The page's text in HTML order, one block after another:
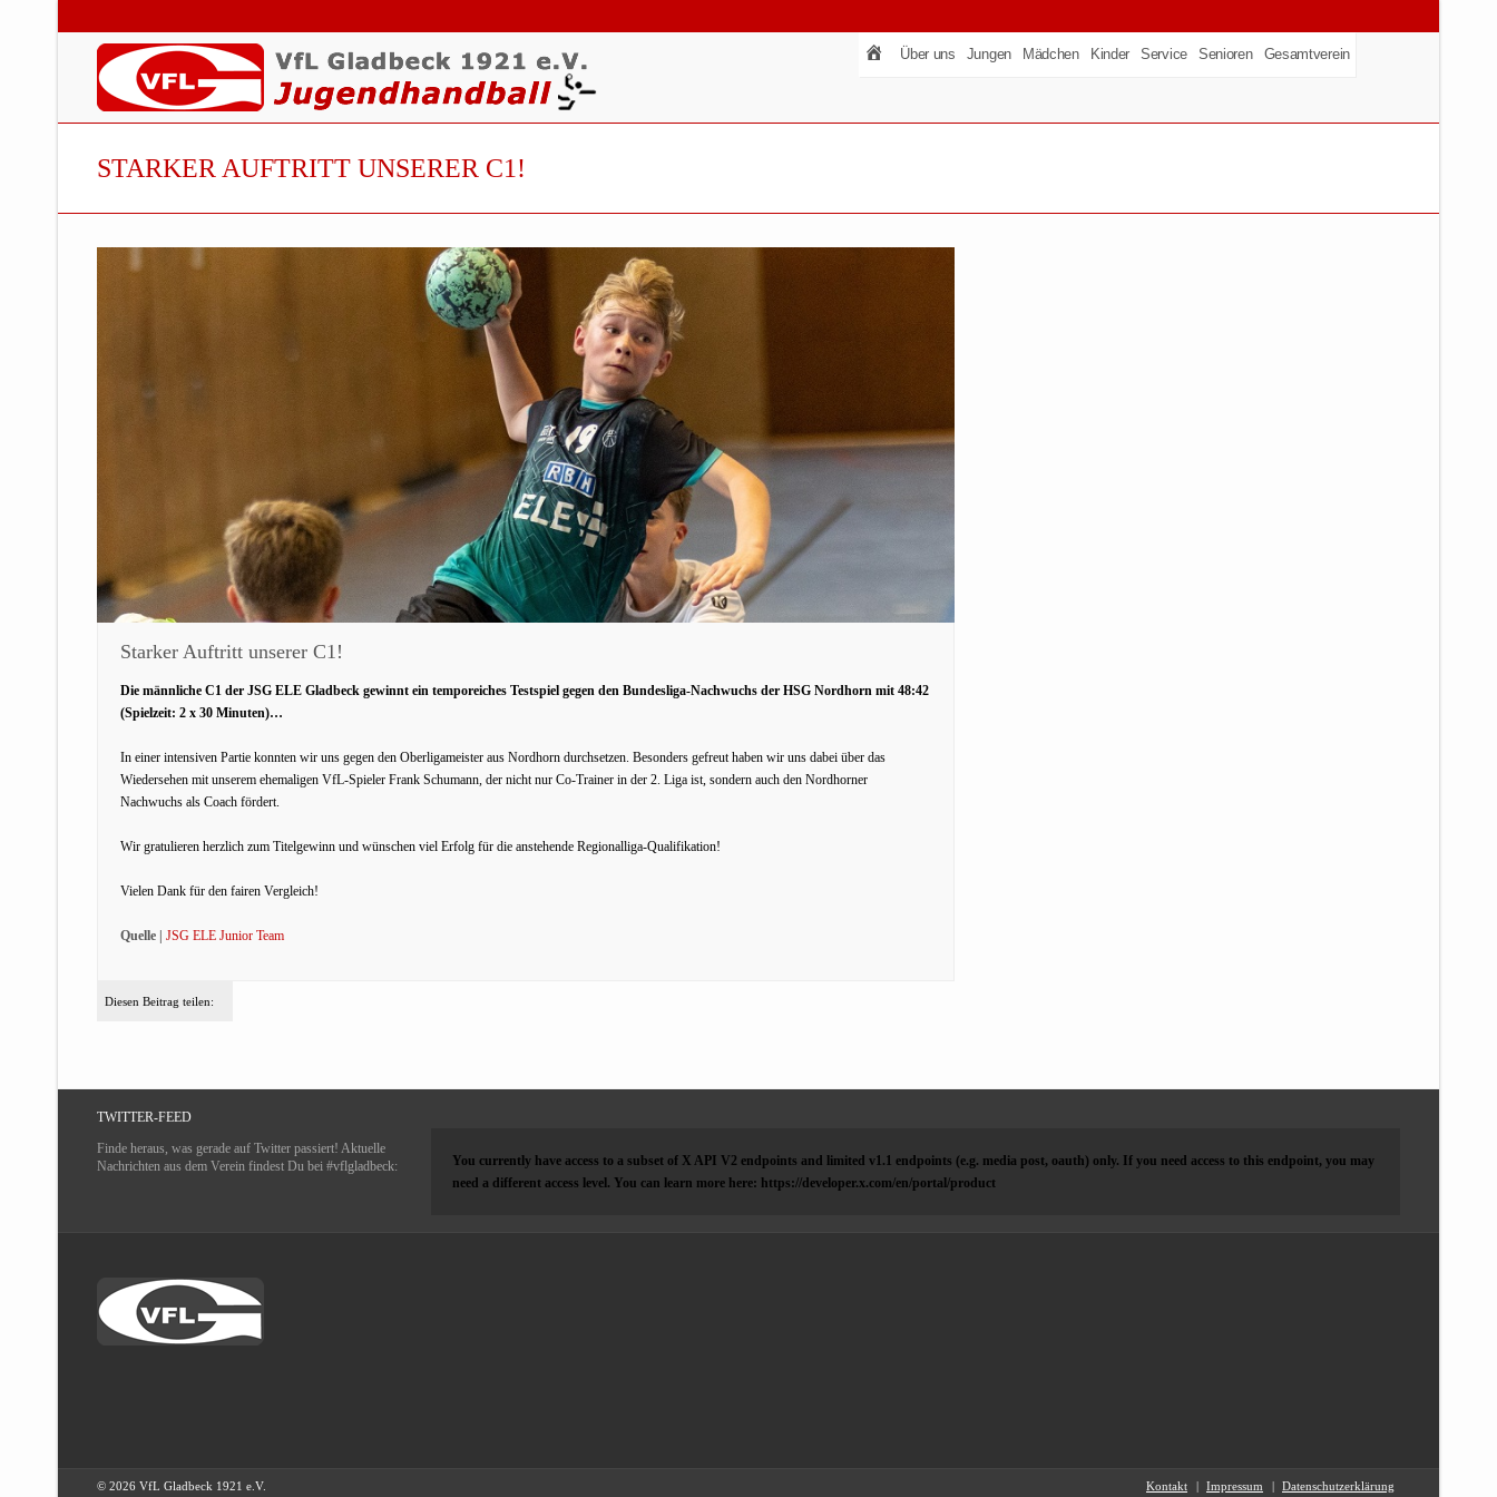
Über uns Jungen Mädchen Kinder Service Senioren Gesamtverein
STARKER AUFTRITT UNSERER C1!
Starker Auftritt unserer C1!
Die männliche C1 der JSG ELE Gladbeck gewinnt ein temporeiches Testspiel gegen den Bundesliga-Nachwuchs der HSG Nordhorn mit 48:42
(Spielzeit: 2 x 30 Minuten)…
In einer intensiven Partie konnten wir uns gegen den Oberligameister aus Nordhorn durchsetzen. Besonders gefreut haben wir uns dabei über das
Wiedersehen mit unserem ehemaligen VfL-Spieler Frank Schumann, der nicht nur Co-Trainer in der 2. Liga ist, sondern auch den Nordhorner
Nachwuchs als Coach fördert.
Wir gratulieren herzlich zum Titelgewinn und wünschen viel Erfolg für die anstehende Regionalliga-Qualifikation!
Vielen Dank für den fairen Vergleich!
Quelle | JSG ELE Junior Team
Diesen Beitrag teilen:
TWITTER-FEED
Finde heraus, was gerade auf Twitter passiert! Aktuelle
Nachrichten aus dem Verein findest Du bei #vflgladbeck:
You currently have access to a subset of X API V2 endpoints and limited v1.1 endpoints (e.g. media post, oauth) only. If you need access to this endpoint, you may
need a different access level. You can learn more here: https://developer.x.com/en/portal/product
© 2026 VfL Gladbeck 1921 e.V. Kontakt Impressum Datenschutzerklärung